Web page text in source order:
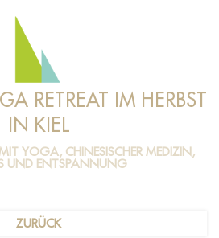
RETREAT IM HERBST
IN KIEL
YOGA, CHINESISCHER MEDIZIN,
UND ENTSPANNUNG
ZURÜCK